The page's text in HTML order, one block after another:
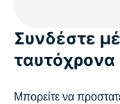
Συνδέστε
ταυτόχρονα
Μπορείτε να